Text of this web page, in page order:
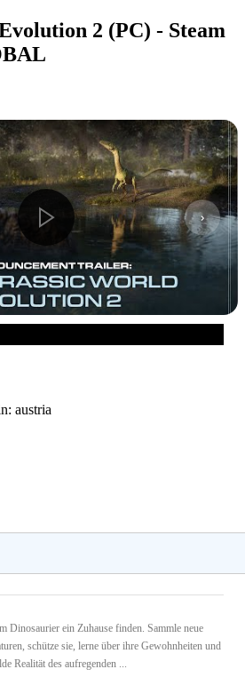
2 (PC) - Steam
austria
Dinosaurier ein Zuhause finden. Sammle neue
schütze sie, lerne über ihre Gewohnheiten und
Realität des aufregenden ...